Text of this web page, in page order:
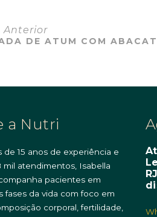
Anterior
DE ATUM COM
a Nutri
de 15 anos de experiência e
mil atendimentos, Isabella
pacientes em
fases da vida com foco em
corporal, fertilidade,